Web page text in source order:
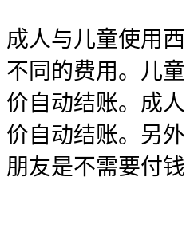
成人与儿童使用
不同的费用。儿
价自动结账。成
价自动结账。另
朋友是不需要付钱